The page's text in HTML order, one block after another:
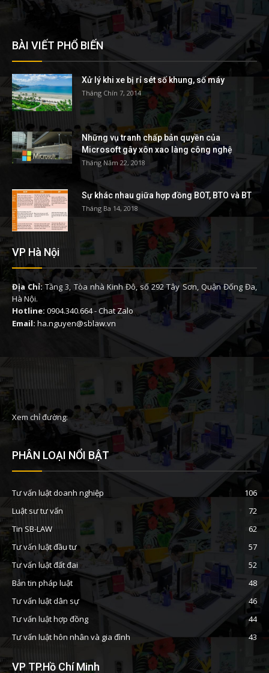
BÀI VIẾT PHỔ BIẾN
Xử lý khi xe bị rỉ sét số khung, số máy
Tháng Chín 7, 2014
Những vụ tranh chấp bản quyền của
Microsoft gây xôn xao làng công nghệ
Tháng Năm 22, 2018
Sự khác nhau giữa hợp đồng BOT, BTO và BT
Tháng Ba 14, 2018
VP Hà Nội
Địa Chỉ: Tầng 3, Tòa nhà Kinh Đô, số 292 Tây Sơn, Quận Đống Đa,
Hà Nội.
Hotline: 0904.340.664-Chat Zalo
Email: ha.nguyen@sblaw.vn
Xem chỉ đường:
PHÂN LOẠI NỔI BẬT
Tư vấn luật doanh nghiệp
106
Luật sư tư vấn
72
Tin SB-LAW
62
Tư vấn luật đầu tư
57
Tư vấn luật đất đai
52
Bản tin pháp luật
48
Tư vấn luật dân sự
46
Tư vấn luật hợp đồng
44
Tư vấn luật hôn nhân và gia đình
43
VP TP.Hồ Chí Minh